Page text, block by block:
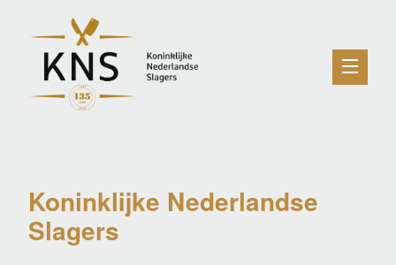
Koninklijke Nederlandse
Slagers